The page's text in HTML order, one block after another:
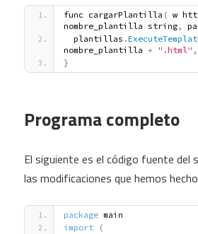
func cargarPlantilla ( w
nombre_plantilla string ,
  plantillas
.
nombre_plantilla + ".html" ,
}
Programa completo
El siguiente es el código fuente del
las modificaciones que hemos
package main
import
(